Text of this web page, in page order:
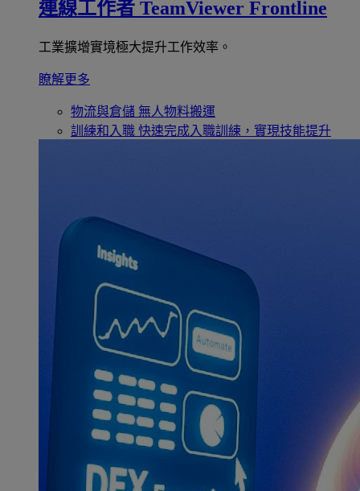
連線工作者 TeamViewer Frontline
工業擴增實境極大提升工作效率。
瞭解更多
物流與倉儲 無人物料搬運
訓練和入職 快速完成入職訓練，實現技能提升